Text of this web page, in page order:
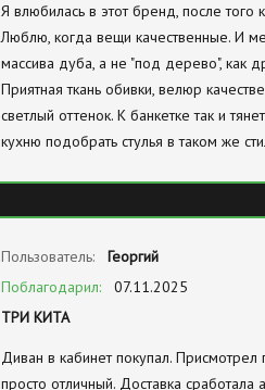
Я влюбилась в этот бренд, после того
Люблю, когда вещи качественные. И
массива дуба, а не "под дерево", как
Приятная ткань обивки, велюр
светлый оттенок. К банкетке так и
кухню подобрать стулья в таком же
Пользователь:
Георгий
Поблагодарил:
07.11.2025
ТРИ КИТА
Диван в кабинет покупал.
просто отличный. Доставка сработала